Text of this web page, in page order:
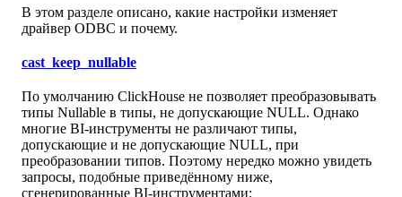
В этом разделе описано, какие настройки изменяет
драйвер ODBC и почему.
cast_keep_nullable
По умолчанию ClickHouse не позволяет преобразовывать
типы Nullable в типы, не допускающие NULL. Однако
многие BI-инструменты не различают типы,
допускающие и не допускающие NULL, при
преобразовании типов. Поэтому нередко можно увидеть
запросы, подобные приведённому ниже,
сгенерированные BI-инструментами: